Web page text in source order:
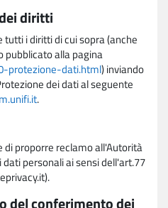
diritti
i diritti di cui sopra (anche
pubblicato alla pagina
protezione-dati.html) inviando
dei dati al seguente
.
di proporre reclamo all'Autorità
personali ai sensi dell'art.77
del conferimento dei